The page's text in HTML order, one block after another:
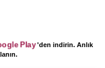
Play'den indirin. Anlık